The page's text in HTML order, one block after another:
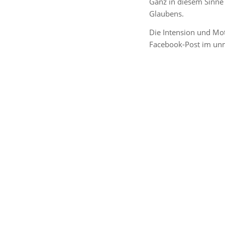
Glaubens.
Die Intension und
Facebook-Post im